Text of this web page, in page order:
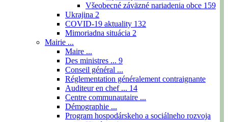
Všeobecné záväzné nariadenia obce 159
Ukrajina 2
COVID-19 aktuality 132
Mimoriadna situácia 2
Mairie ...
Maire ...
Des ministres ... 9
Conseil général ...
Réglementation généralement contraignante
Auditeur en chef ... 14
Centre communautaire ...
Démographie ...
Program hospodárskeho a sociálneho rozvoja